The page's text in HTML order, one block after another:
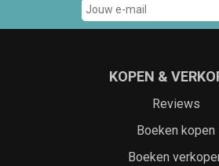
KOPEN &
Reviews
Boeken kopen
Boeken